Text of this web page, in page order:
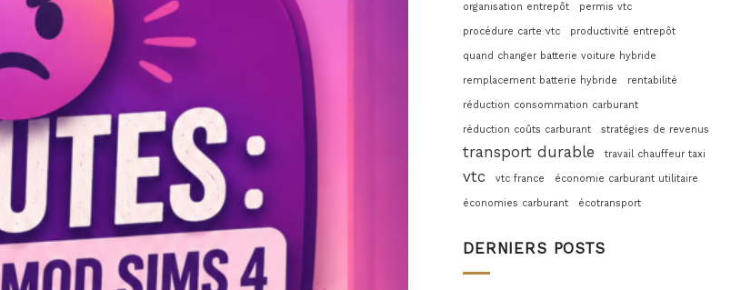
organisation entrepôt permis vtc
procédure carte vtc productivité entrepôt
quand changer batterie voiture hybride
remplacement batterie hybride rentabilité
réduction consommation carburant
réduction coûts carburant stratégies de revenus
transport durable travail chauffeur taxi
vtc vtc france économie carburant utilitaire
économies carburant écotransport
DERNIERS POSTS